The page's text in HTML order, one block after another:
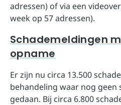
adressen) of via een
week op 57 adressen).
Schademeldingen
opname
Er zijn nu circa 13.500
behandeling waar nog geen
gedaan. Bij circa 6.800